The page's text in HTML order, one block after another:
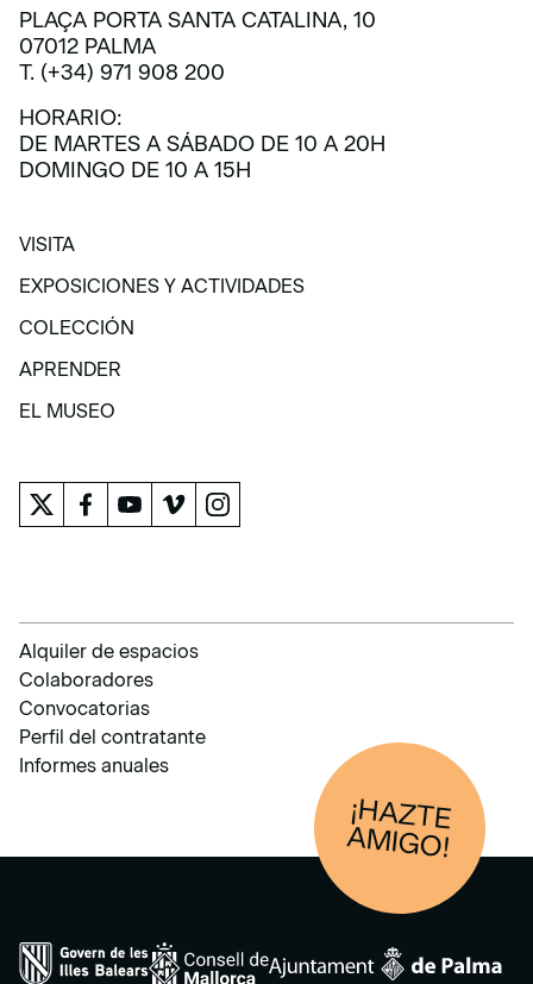
PLAÇA PORTA SANTA CATALINA, 10
07012 PALMA
T. (+34) 971 908 200
HORARIO:
DE MARTES A SÁBADO DE 10 A 20H
DOMINGO DE 10 A 15H
VISITA
VISITA
EXPOSICIONES Y ACTIVIDADES
EXPOSICIONES Y ACTIVIDADES
COLECCIÓN
COLECCIÓN
APRENDER
APRENDER
EL MUSEO
Alquiler de espacios
Colaboradores
Convocatorias
Perfil del contratante
Informes anuales
¡HAZTE
AM
IGO!